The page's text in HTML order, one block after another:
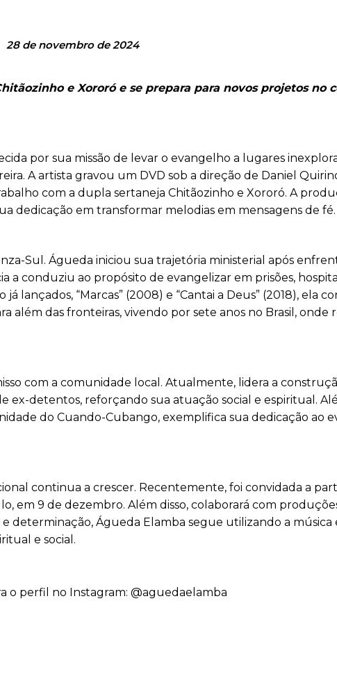
28 de novembro de 2024
e Xororó e se prepara para novos projetos no
por sua missão de levar o evangelho a lugares
A artista gravou um DVD sob a direção de Daniel
com a dupla sertaneja Chitãozinho e Xororó. A
dedicação em transformar melodias em mensagens de fé.
Sul. Águeda iniciou sua trajetória ministerial após
a conduziu ao propósito de evangelizar em prisões,
lançados, “Marcas” (2008) e “Cantai a Deus” (2018), ela
além das fronteiras, vivendo por sete anos no Brasil, onde
com a comunidade local. Atualmente, lidera a
detentos, reforçando sua atuação social e espiritual.
do Cuando-Cubango, exemplifica sua dedicação ao
continua a crescer. Recentemente, foi convidada a
em 9 de dezembro. Além disso, colaborará com
determinação, Águeda Elamba segue utilizando a música
e social.
o perfil no Instagram: @aguedaelamba